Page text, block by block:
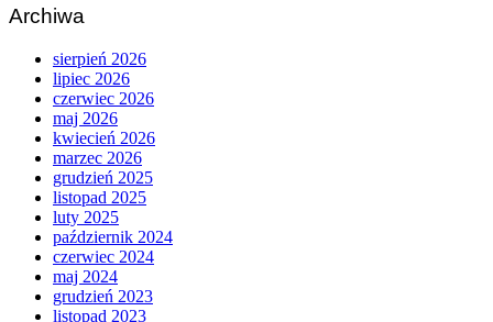
Archiwa
sierpień 2026
lipiec 2026
czerwiec 2026
maj 2026
kwiecień 2026
marzec 2026
grudzień 2025
listopad 2025
luty 2025
październik 2024
czerwiec 2024
maj 2024
grudzień 2023
listopad 2023